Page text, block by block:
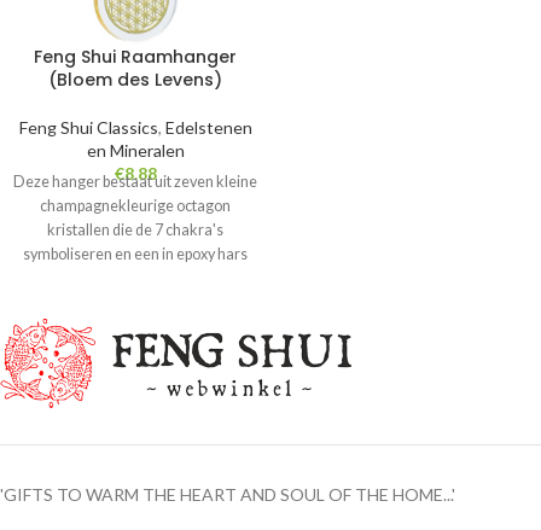
Feng Shui Raamhanger
(Bloem des Levens)
Feng Shui Classics, Edelstenen
en Mineralen
€8.88
Deze hanger bestaat uit zeven kleine
champagnekleurige octagon
kristallen die de 7 chakra's
symboliseren en een in epoxy hars
het zonlicht magisch licht door de
hele kamer!
Wordt geleverd in een blauw
kartonnen luxe geschenkdoos met
Frans, Italiaans en Spaans.
'GIFTS TO WARM THE HEART AND SOUL OF THE HOME...'